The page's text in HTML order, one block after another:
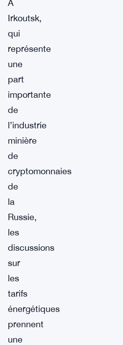
À
Irkoutsk,
qui
représente
une
part
importante
de
l’industrie
minière
de
cryptomonnaies
de
la
Russie,
les
discussions
sur
les
tarifs
énergétiques
prennent
une